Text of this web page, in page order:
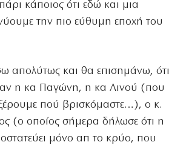
κάποιος ότι εδώ και μια
την πιο εύθυμη εποχή του
και θα επισημάνω, ότι
η κα Παγώνη, η κα Λινού (που
πού βρισκόμαστε…), ο κ.
(ο οποίος σήμερα δήλωσε ότι η
μόνο απ το κρύο, που